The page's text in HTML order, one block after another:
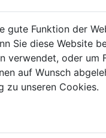
Irrtümer und
und dem
gute Funktion der
Sie diese Website
verwendet, oder um
auf Wunsch
zu unseren Cookies.